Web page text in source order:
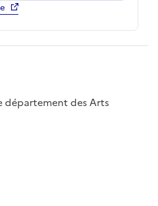
département des Arts